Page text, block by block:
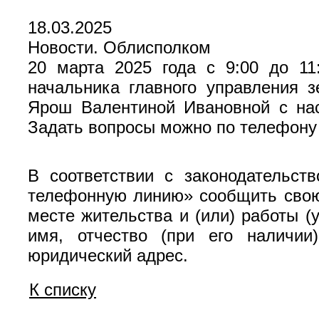
18.03.2025
Новости. Облисполком
20 марта 2025 года с 9:00 до
начальника главного управления
Ярош Валентиной Ивановной с
Задать вопросы можно по
В соответствии с
телефонную линию» сообщить
месте жительства и (или) работы
имя, отчество (при его
юридический адрес.
К списку